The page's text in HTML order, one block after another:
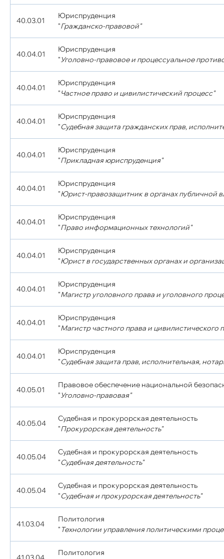
40.03.01
Юриспруденция
"Гражданско-правовой"
40.04.01
Юриспруденция
"Уголовно-правовое и процессуальное
40.04.01
Юриспруденция
"Частное право и цивилистический процесс"
40.04.01
Юриспруденция
"Судебная защита гражданских прав,
40.04.01
Юриспруденция
"Прикладная юриспруденция"
40.04.01
Юриспруденция
"Юрист-правозащитник в органах публичной
40.04.01
Юриспруденция
"Право информационных технологий"
40.04.01
Юриспруденция
"Юрист в государственных органах и
40.04.01
Юриспруденция
"Магистр уголовного права и уголовного
40.04.01
Юриспруденция
"Магистр частного права и цивилистического
40.04.01
Юриспруденция
"Судебная защита прав, исполнительная,
40.05.01
Правовое обеспечение национальной
"Уголовно-правовая"
40.05.04
Судебная и прокурорская деятельность
"Прокурорская деятельность"
40.05.04
Судебная и прокурорская деятельность
"Судебная деятельность"
40.05.04
Судебная и прокурорская деятельность
"Судебная и прокурорская деятельность"
41.03.04
Политология
"Технологии управления политическими
Политология